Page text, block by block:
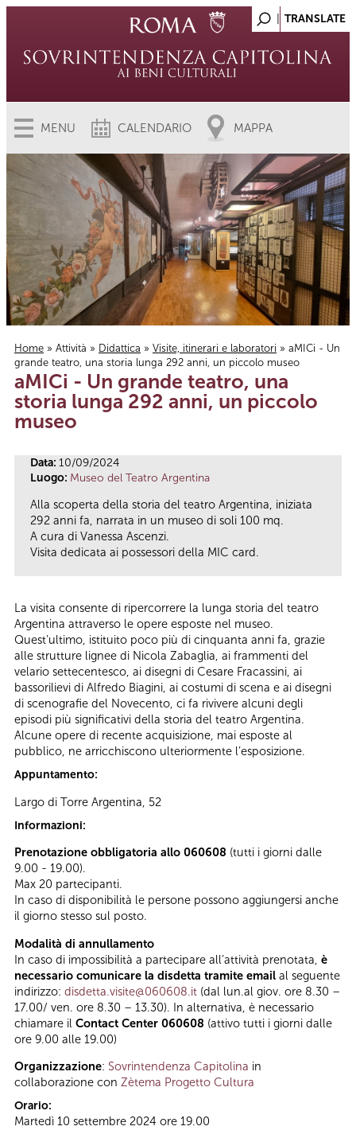
MENU CALENDARIO MAPPA
Tu sei qui
Home » Attività » Didattica » Visite, itinerari e laboratori » aMICi - Un
grande teatro, una storia lunga 292 anni, un piccolo museo
aMICi - Un grande teatro, una
storia lunga 292 anni, un piccolo
museo
Data: 10/09/2024
Luogo: Museo del Teatro Argentina
Alla scoperta della storia del teatro Argentina, iniziata
292 anni fa, narrata in un museo di soli 100 mq.
A cura di Vanessa Ascenzi.
Visita dedicata ai possessori della MIC card.
La visita consente di ripercorrere la lunga storia del teatro
Argentina attraverso le opere esposte nel museo.
Quest’ultimo, istituito poco più di cinquanta anni fa, grazie
alle strutture lignee di Nicola Zabaglia, ai frammenti del
velario settecentesco, ai disegni di Cesare Fracassini, ai
bassorilievi di Alfredo Biagini, ai costumi di scena e ai disegni
di scenografie del Novecento, ci fa rivivere alcuni degli
episodi più significativi della storia del teatro Argentina.
Alcune opere di recente acquisizione, mai esposte al
pubblico, ne arricchiscono ulteriormente l’esposizione.
Appuntamento:
Largo di Torre Argentina, 52
Informazioni:
Prenotazione obbligatoria allo 060608 (tutti i giorni dalle
9.00 - 19.00).
Max 20 partecipanti.
In caso di disponibilità le persone possono aggiungersi anche
il giorno stesso sul posto.
Modalità di annullamento
In caso di impossibilità a partecipare all’attività prenotata, è
necessario comunicare la disdetta tramite email al seguente
indirizzo: disdetta.visite@060608.it (dal lun.al giov. ore 8.30 –
17.00/ ven. ore 8.30 – 13.30). In alternativa, è necessario
chiamare il Contact Center 060608 (attivo tutti i giorni dalle
ore 9.00 alle 19.00)
Organizzazione: Sovrintendenza Capitolina in
collaborazione con Zètema Progetto Cultura
Orario:
Martedì 10 settembre 2024 ore 19.00